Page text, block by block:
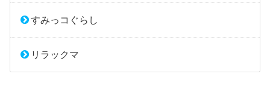
すみっコぐらし
リラックマ